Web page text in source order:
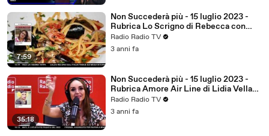
7:59
Non Succederà più - 15 luglio 2023 -
Rubrica Lo Scrigno di Rebecca con
Rebecca De Pasquale(GF14)
Radio Radio TV
3 anni fa
35:18
Non Succederà più - 15 luglio 2023 -
Rubrica Amore Air Line di Lidia Vella
(GF14)
Radio Radio TV
3 anni fa